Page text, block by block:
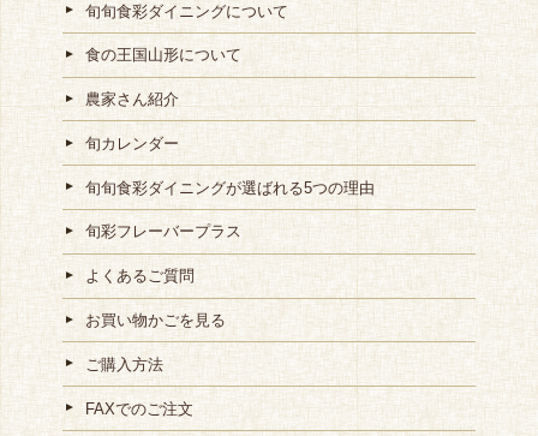
旬旬食彩ダイニングについて
食の王国山形について
農家さん紹介
旬カレンダー
旬旬食彩ダイニングが選ばれる5つの理由
旬彩フレーバープラス
よくあるご質問
お買い物かごを見る
ご購入方法
FAXでのご注文